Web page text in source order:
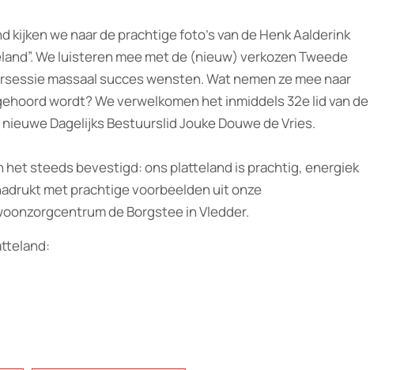
we naar de prachtige foto’s van de Henk Aalderink
We luisteren mee met de (nieuw) verkozen Tweede
massaal succes wensten. Wat nemen ze mee naar
wordt? We verwelkomen het inmiddels 32e lid van de
Dagelijks Bestuurslid Jouke Douwe de Vries.
het steeds bevestigd: ons platteland is prachtig, energiek
met prachtige voorbeelden uit onze
de Borgstee in Vledder.